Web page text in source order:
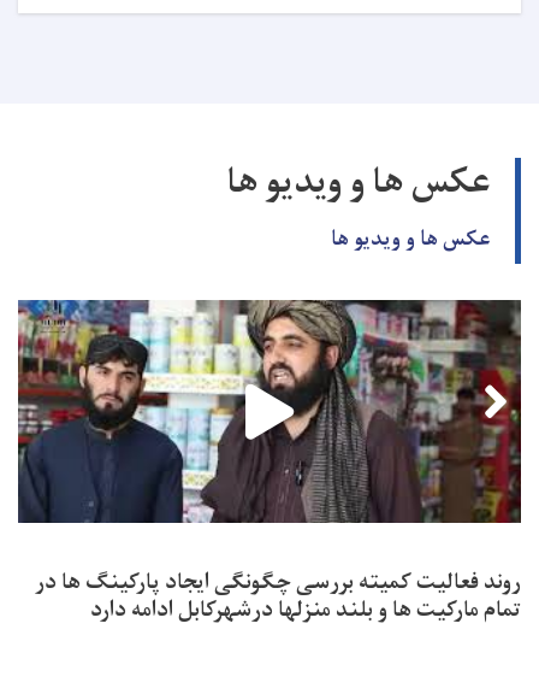
عکس ها و ویدیو ها
عکس ها و ویدیو ها
روند فعالیت کمیته بررسی چگونگی ایجاد پارکینگ ها در
تمام مارکیت ها و بلند منزلها درشهرکابل ادامه دارد